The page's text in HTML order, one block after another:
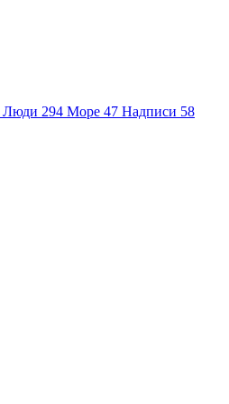
Люди 294 Море 47 Надписи 58